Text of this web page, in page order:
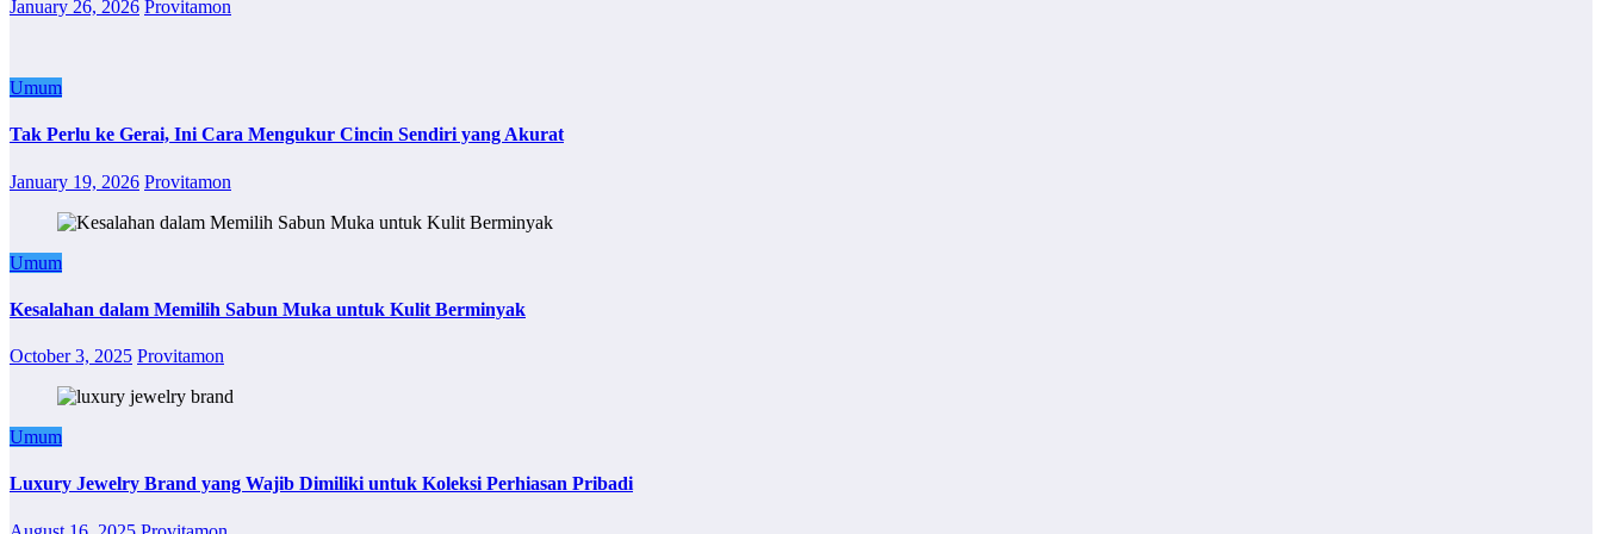
January 26, 2026 Provitamon
Umum
Tak Perlu ke Gerai, Ini Cara Mengukur Cincin Sendiri yang Akurat
January 19, 2026 Provitamon
Umum
Kesalahan dalam Memilih Sabun Muka untuk Kulit Berminyak
October 3, 2025 Provitamon
Umum
Luxury Jewelry Brand yang Wajib Dimiliki untuk Koleksi Perhiasan Pribadi